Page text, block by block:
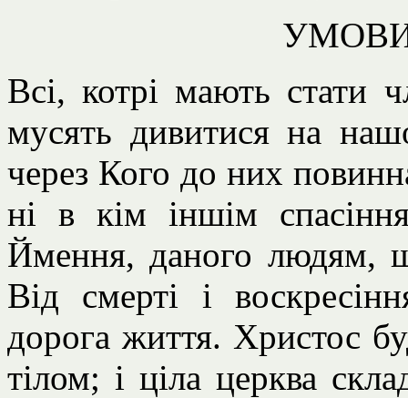
Всі, котрі мають стати
мусять дивитися на
через Кого до них
ні в кім іншім
Ймення, даного людям,
Від смерті і
дорога життя. Христос
тілом; і ціла церква